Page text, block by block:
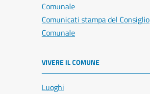
Comunale
Comunicati stampa del Consiglio
Comunale
VIVERE IL COMUNE
Luoghi